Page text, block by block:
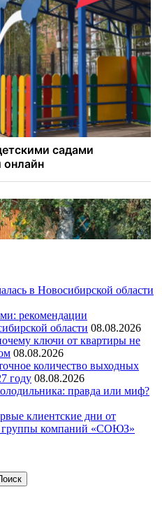
в Новосибирской области
рекомендации
области 08.08.2026
ключи от квартиры не
08.08.2026
количество выходных
году 08.08.2026
правда или миф?
клиентские дни от
группы компаний «СОЮЗ»